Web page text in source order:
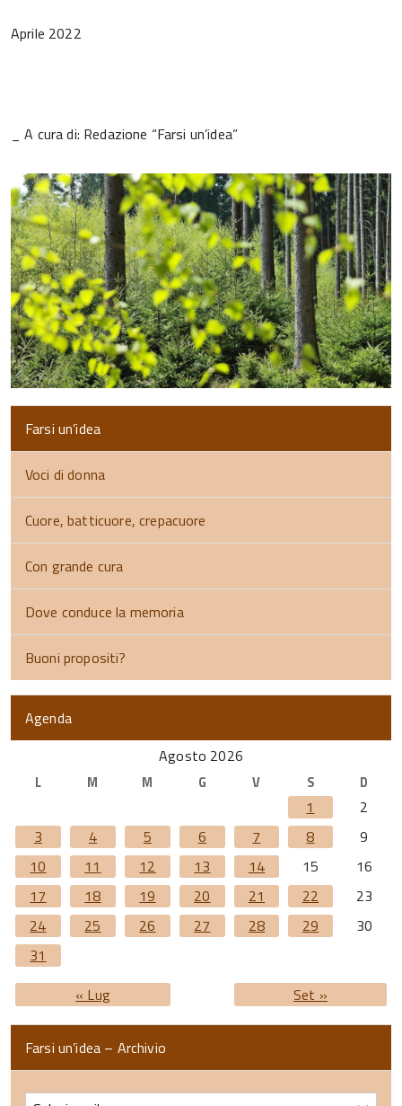
Aprile 2022
_ A cura di: Redazione “Farsi un’idea”
Farsi un’idea
Voci di donna
Cuore, batticuore, crepacuore
Con grande cura
Dove conduce la memoria
Buoni propositi?
Agenda
Agosto 2026
L M M G V S D
1
2
3
4 5 6 7 8
9
10
11 12 13 14 15
16
17
18 19 20 21 22
23
24
25 26 27 28 29
30
31
« Lug
Set »
Farsi un’idea – Archivio
Farsi